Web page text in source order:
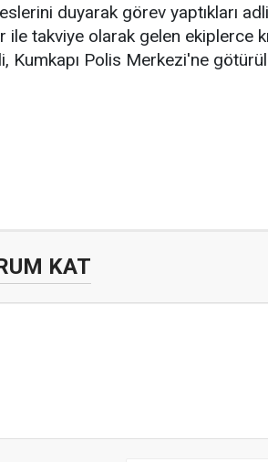
duyarak görev yaptıkları
ile takviye olarak gelen ekiplerce
Kumkapı Polis Merkezi'ne
KAT